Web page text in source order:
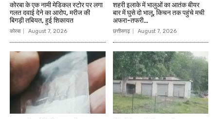
कोरबा के एक नामी मेडिकल स्टोर पर लगा
गलत दवाई देने का आरोप, मरीज की
बिगड़ी तबियत, हुई शिकायत
कोरबा August 7, 2026
शहरी इलाके में भालुओं का आतंक बीयर
बार में घुसे दो भालू, किचन तक पहुंचे मची
अफरा-तफरी…
छत्तीसगढ़ August 7, 2026